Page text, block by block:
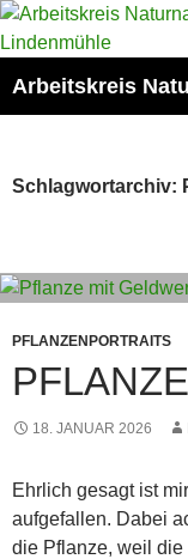
Zum
Inhalt
Schlagwortarchiv:
PFLANZENPORTRAITS
18. JANUAR 2026
Ehrlich gesagt ist
aufgefallen. Dabei
die Pflanze, weil die